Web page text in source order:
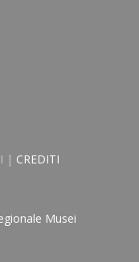
| CREDITI
Musei